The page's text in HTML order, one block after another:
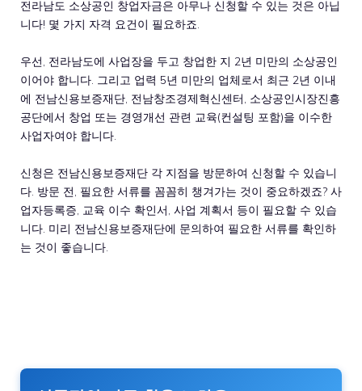
전라남도 소상공인 창업자금은 아무나 신청할 수 있는 것은 아닙
니다! 몇 가지 자격 요건이 필요하죠.
우선, 전라남도에 사업장을 두고 창업한 지 2년 미만의 소상공인
이어야 합니다. 그리고 업력 5년 미만의 업체로서 최근 2년 이내
에 전남신용보증재단, 전남창조경제혁신센터, 소상공인시장진흥
공단에서 창업 또는 경영개선 관련 교육(컨설팅 포함)을 이수한
사업자여야 합니다.
신청은 전남신용보증재단 각 지점을 방문하여 신청할 수 있습니
다. 방문 전, 필요한 서류를 꼼꼼히 챙겨가는 것이 중요하겠죠? 사
업자등록증, 교육 이수 확인서, 사업 계획서 등이 필요할 수 있습
니다. 미리 전남신용보증재단에 문의하여 필요한 서류를 확인하
는 것이 좋습니다.